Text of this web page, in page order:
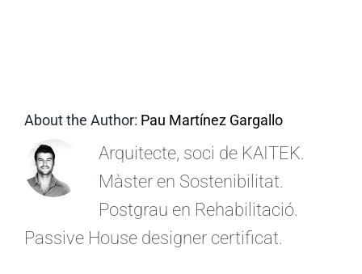
About the Author: Pau Martínez Gargallo
Arquitecte, soci de KAITEK.
Màster en Sostenibilitat.
Postgrau en Rehabilitació.
Passive House designer certificat.